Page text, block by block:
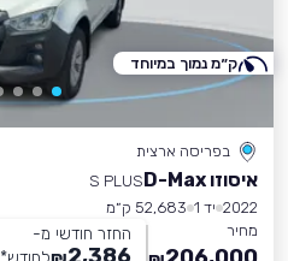
בפריסה ארצית
איסוזו D-Max
S PLUS
2022 יד 1
52,683 ק״מ
מחיר
החזר חודשי מ-
ק״מ נמוך במיוחד